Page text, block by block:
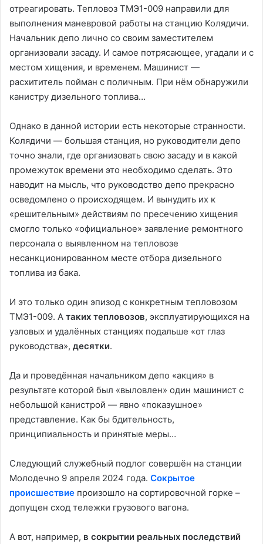
отреагировать. Тепловоз ТМЭ1-009 направили для
выполнения маневровой работы на станцию Колядичи.
Начальник депо лично со своим заместителем
организовали засаду. И самое потрясающее, угадали и с
местом хищения, и временем. Машинист —
расхититель пойман с поличным. При нём обнаружили
канистру дизельного топлива…
Однако в данной истории есть некоторые странности.
Колядичи — большая станция, но руководители депо
точно знали, где организовать свою засаду и в какой
промежуток времени это необходимо сделать. Это
наводит на мысль, что руководство депо прекрасно
осведомлено о происходящем. И вынудить их к
«решительным» действиям по пресечению хищения
смогло только «официальное» заявление ремонтного
персонала о выявленном на тепловозе
несанкционированном месте отбора дизельного
топлива из бака.
И это только один эпизод с конкретным тепловозом
ТМЭ1-009. А таких тепловозов, эксплуатирующихся на
узловых и удалённых станциях подальше «от глаз
руководства», десятки.
Да и проведённая начальником депо «акция» в
результате которой был «выловлен» один машинист с
небольшой канистрой — явно «показушное»
представление. Как бы бдительность,
принципиальность и принятые меры…
Следующий служебный подлог совершён на станции
Молодечно 9 апреля 2024 года. Сокрытое
происшествие произошло на сортировочной горке –
допущен сход тележки грузового вагона.
А вот, например, в сокрытии реальных последствий